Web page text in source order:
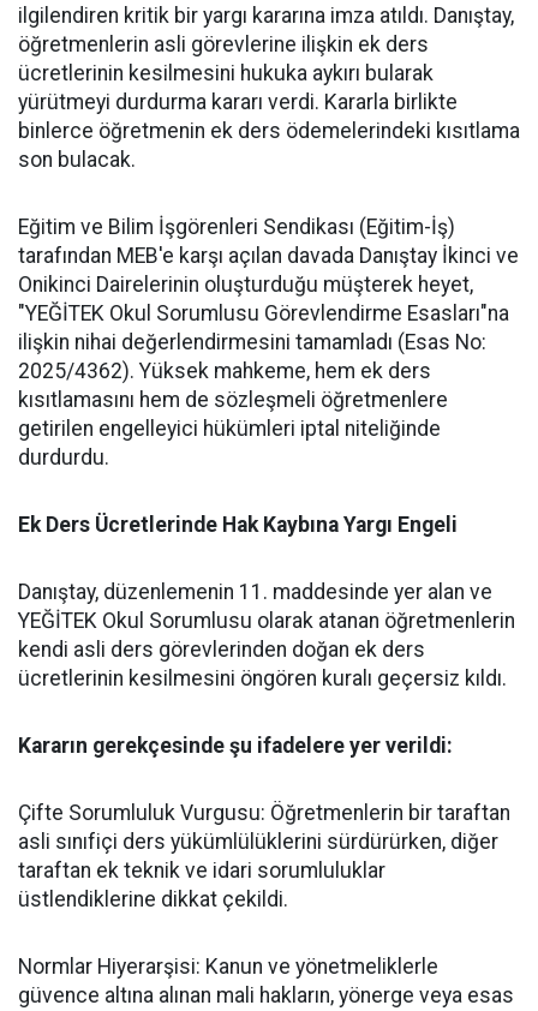
ilgilendiren kritik bir yargı kararına imza atıldı. Danıştay,
öğretmenlerin asli görevlerine ilişkin ek ders
ücretlerinin kesilmesini hukuka aykırı bularak
yürütmeyi durdurma kararı verdi. Kararla birlikte
binlerce öğretmenin ek ders ödemelerindeki kısıtlama
son bulacak.
​Eğitim ve Bilim İşgörenleri Sendikası (Eğitim-İş)
tarafından MEB'e karşı açılan davada Danıştay İkinci ve
Onikinci Dairelerinin oluşturduğu müşterek heyet,
"YEĞİTEK Okul Sorumlusu Görevlendirme Esasları"na
ilişkin nihai değerlendirmesini tamamladı (Esas No:
2025/4362). Yüksek mahkeme, hem ek ders
kısıtlamasını hem de sözleşmeli öğretmenlere
getirilen engelleyici hükümleri iptal niteliğinde
durdurdu.
​Ek Ders Ücretlerinde Hak Kaybına Yargı Engeli
​Danıştay, düzenlemenin 11. maddesinde yer alan ve
YEĞİTEK Okul Sorumlusu olarak atanan öğretmenlerin
kendi asli ders görevlerinden doğan ek ders
ücretlerinin kesilmesini öngören kuralı geçersiz kıldı.
​Kararın gerekçesinde şu ifadelere yer verildi:
​Çifte Sorumluluk Vurgusu: Öğretmenlerin bir taraftan
asli sınıfiçi ders yükümlülüklerini sürdürürken, diğer
taraftan ek teknik ve idari sorumluluklar
üstlendiklerine dikkat çekildi.
​Normlar Hiyerarşisi: Kanun ve yönetmeliklerle
güvence altına alınan mali hakların, yönerge veya esas